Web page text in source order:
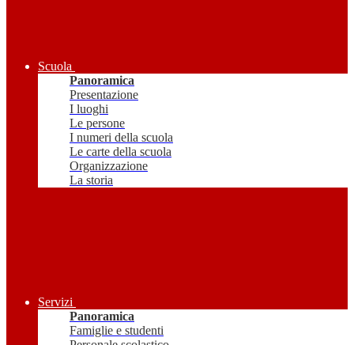
Scuola
Panoramica
Presentazione
I luoghi
Le persone
I numeri della scuola
Le carte della scuola
Organizzazione
La storia
Servizi
Panoramica
Famiglie e studenti